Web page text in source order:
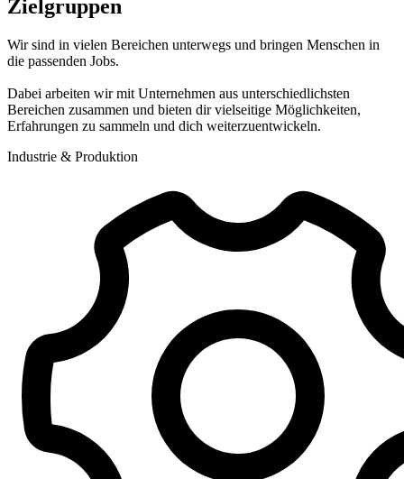
Zielgruppen
Wir sind in vielen Bereichen unterwegs und bringen Menschen in
die passenden Jobs.
Dabei arbeiten wir mit Unternehmen aus unterschiedlichsten
Bereichen zusammen und bieten dir vielseitige Möglichkeiten,
Erfahrungen zu sammeln und dich weiterzuentwickeln.
Industrie & Produktion